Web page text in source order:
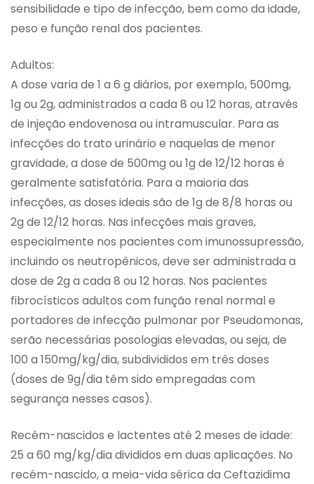
sensibilidade e tipo de infecção, bem como da idade,
peso e função renal dos pacientes.
Adultos:
A dose varia de 1 a 6 g diários, por exemplo, 500mg,
1g ou 2g, administrados a cada 8 ou 12 horas, através
de injeção endovenosa ou intramuscular. Para as
infecções do trato urinário e naquelas de menor
gravidade, a dose de 500mg ou 1g de 12/12 horas é
geralmente satisfatória. Para a maioria das
infecções, as doses ideais são de 1g de 8/8 horas ou
2g de 12/12 horas. Nas infecções mais graves,
especialmente nos pacientes com imunossupressão,
incluindo os neutropênicos, deve ser administrada a
dose de 2g a cada 8 ou 12 horas. Nos pacientes
fibrocísticos adultos com função renal normal e
portadores de infecção pulmonar por Pseudomonas,
serão necessárias posologias elevadas, ou seja, de
100 a 150mg/kg/dia, subdivididos em três doses
(doses de 9g/dia têm sido empregadas com
segurança nesses casos).
Recém-nascidos e lactentes até 2 meses de idade:
25 a 60 mg/kg/dia divididos em duas aplicações. No
recém-nascido, a meia-vida sérica da Ceftazidima